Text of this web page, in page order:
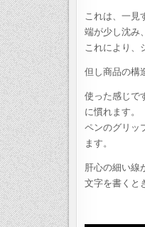
これは、一見
端が少し沈み
これにより、
但し商品の構
使った感じで
に慣れます。
ペンのグリッ
ます。
肝心の細い線
文字を書くと